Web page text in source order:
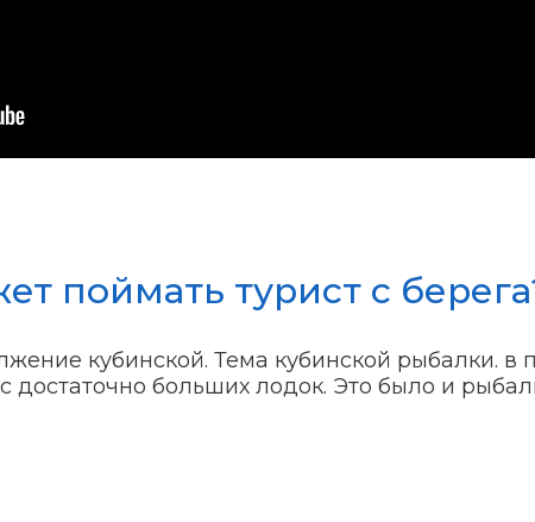
поймать турист с
кубинской. Тема кубинской рыбалки. в
достаточно больших лодок. Это было и